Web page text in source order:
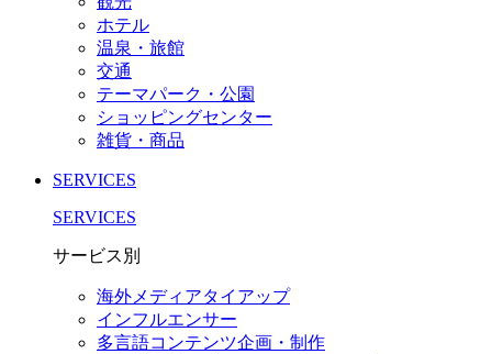
ホテル
温泉・旅館
交通
テーマパーク・公園
ショッピングセンター
雑貨・商品
SERVICES
SERVICES
サービス別
海外メディアタイアップ
インフルエンサー
多言語コンテンツ企画・制作